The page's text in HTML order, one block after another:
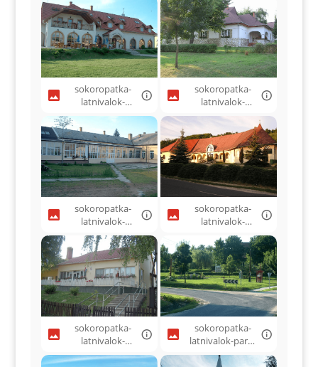
sokoropatka-
latnivalok-
fogado-03.png
sokoropatka-
latnivalok-
hivatal-04.png
sokoropatka-
latnivalok-
iskola- 08.png
sokoropatka-
latnivalok-
kozossegi haz-
orvosi
rendeleo07.png
sokoropatka-
latnivalok-
ovoda-06.png
sokoropatka-
latnivalok-park-
05.png